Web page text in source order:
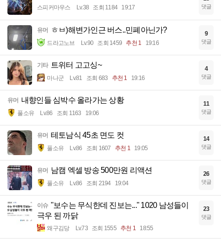
스피커마우스 Lv.38 조회 1184 19:17 댓글
유머 ㅎㅂ)해변가인근 버스..민폐아닌가?
드라고노브 Lv.90 조회 1459 추천 1 19:16
9
댓글
기타 트위터 고고싱~
마나군 Lv.81 조회 683 추천 1 19:16
4
댓글
유머 내향인들 심박수 올라가는 상황
풀소유 Lv.86 조회 1163 19:06
11
댓글
유머 테토남식 45초 면도 컷
풀소유 Lv.86 조회 1607 추천 1 19:05
14
댓글
유머 남캠 엑셀 방송 500만원 리액션
풀소유 Lv.86 조회 2194 19:04
26
댓글
이슈 "보수는 무식한데 진보는..." 1020 남성들이
극우 된 까닭
왜구김당 Lv.73 조회 1555 추천 1 18:55
23
댓글